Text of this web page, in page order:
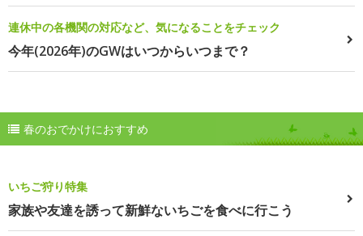
連休中の各機関の対応など、気になることをチェック
今年(2026年)のGWはいつからいつまで？
春のおでかけにおすすめ
いちご狩り特集
家族や友達を誘って新鮮ないちごを食べに行こう